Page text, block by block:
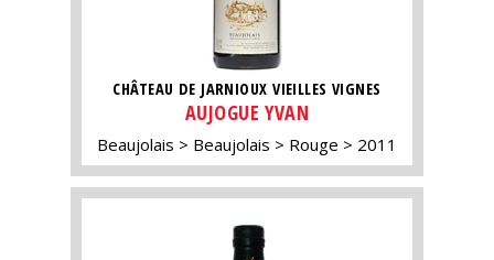
CHÂTEAU DE JARNIOUX VIEILLES VIGNES
AUJOGUE YVAN
Beaujolais Beaujolais Rouge 2011